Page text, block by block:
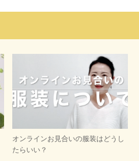
オンラインお見合いの服装はどうし
たらいい？